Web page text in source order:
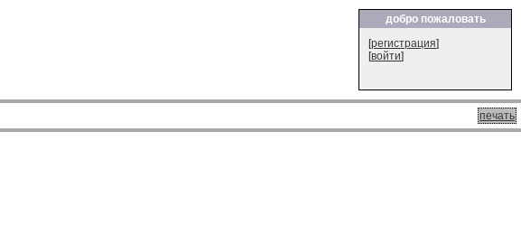
добро пожаловать
[регистрация]
[войти]
печать